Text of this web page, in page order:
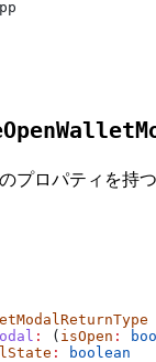
プロパティを持
: ( isOpen :
:
boolean